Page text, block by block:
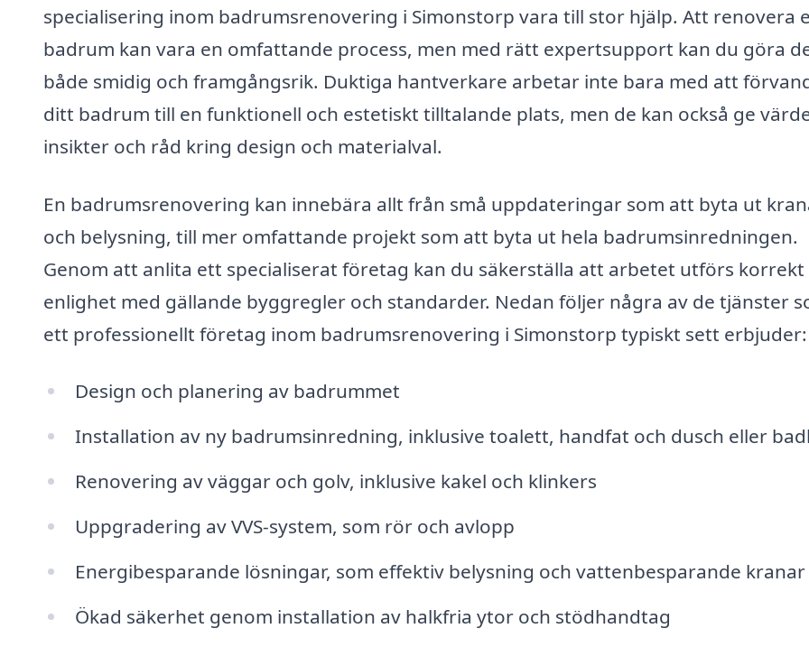
specialisering inom badrumsrenovering i Simonstorp vara till stor hjälp. Att renovera
badrum kan vara en omfattande process, men med rätt expertsupport kan du göra
både smidig och framgångsrik. Duktiga hantverkare arbetar inte bara med att
ditt badrum till en funktionell och estetiskt tilltalande plats, men de kan också ge
insikter och råd kring design och materialval.
En badrumsrenovering kan innebära allt från små uppdateringar som att byta ut
och belysning, till mer omfattande projekt som att byta ut hela badrumsinredningen.
Genom att anlita ett specialiserat företag kan du säkerställa att arbetet utförs korrekt
enlighet med gällande byggregler och standarder. Nedan följer några av de tjänster
ett professionellt företag inom badrumsrenovering i Simonstorp typiskt sett erbjuder:
Design och planering av badrummet
Installation av ny badrumsinredning, inklusive toalett, handfat och dusch eller
Renovering av väggar och golv, inklusive kakel och klinkers
Uppgradering av VVS-system, som rör och avlopp
Energibesparande lösningar, som effektiv belysning och vattenbesparande kranar
Ökad säkerhet genom installation av halkfria ytor och stödhandtag